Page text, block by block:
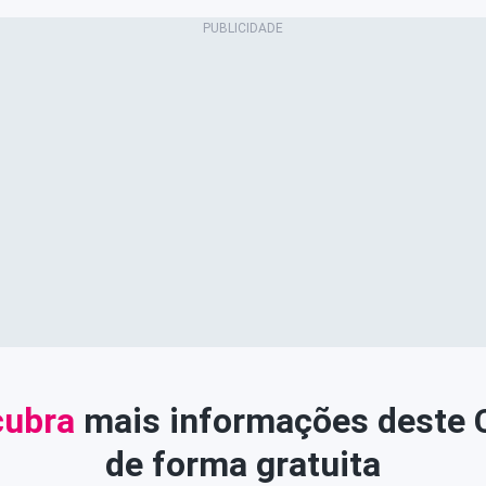
mais informações deste
de forma gratuita